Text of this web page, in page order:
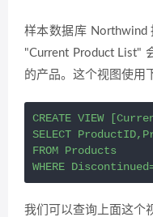
样本数据库 Northwind
"Current Product List"
的产品。这个视图使用
CREATE VIEW
SELECT
FROM Products
WHERE
我们可以查询上面这个